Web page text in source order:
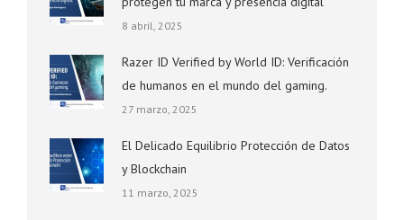
8 abril, 2025
Razer ID Verified by World ID: Verificación
de humanos en el mundo del gaming.
27 marzo, 2025
El Delicado Equilibrio Protección de Datos
y Blockchain
11 marzo, 2025